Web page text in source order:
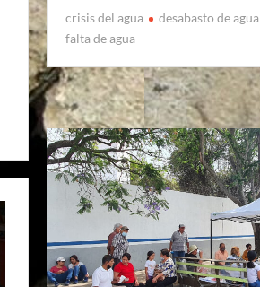
crisis del agua desabasto de agua
falta de agua